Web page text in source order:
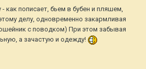
как пописает, бьем в бубен и пляшем,
делу, одновременно закармливая
с поводком) При этом забывая
а зачастую и одежду!